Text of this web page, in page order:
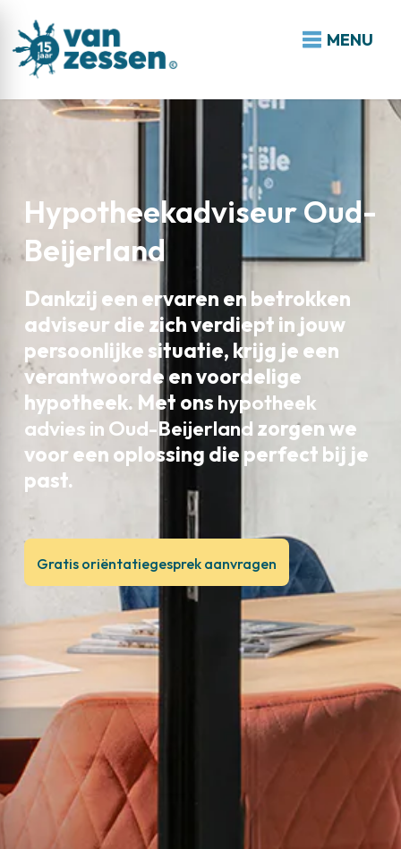
MENU
Hypotheekadviseur Oud-
Beijerland
Dankzij een ervaren en betrokken
adviseur die zich verdiept in jouw
persoonlijke situatie, krijg je een
verantwoorde en voordelige
hypotheek. Met ons hypotheek
advies in Oud-Beijerland zorgen we
voor een oplossing die perfect bij je
past.
Gratis oriëntatiegesprek aanvragen